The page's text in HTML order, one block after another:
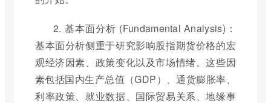
2. 基本面分析 (Fundamental Analysis)：
基本面分析侧重于研究影响股指期货价格的宏
观经济因素、政策变化以及市场情绪。这些因
素包括国内生产总值（GDP）、通货膨胀率、
利率政策、就业数据、国际贸易关系、地缘事